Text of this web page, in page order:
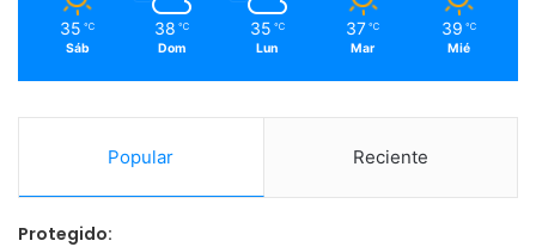
m
35 ℃
Sáb
38 ℃
Dom
35 ℃
Lun
37 ℃
Mar
39 ℃
Mié
Popular Reciente
Protegido: